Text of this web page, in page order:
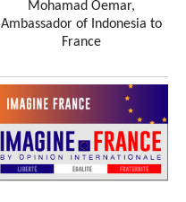
Mohamad Oemar,
Ambassador of Indonesia to
France